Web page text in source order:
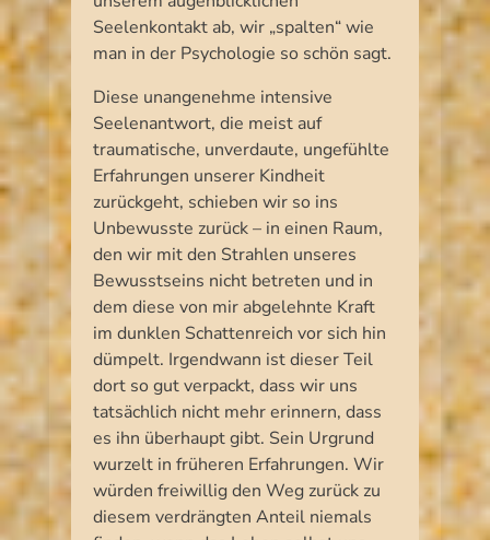
Seelenkontakt ab, wir „spalten“ wie
man in der Psychologie so schön sagt.
Diese unangenehme intensive
Seelenantwort, die meist auf
traumatische, unverdaute, ungefühlte
Erfahrungen unserer Kindheit
zurückgeht, schieben wir so ins
Unbewusste zurück – in einen Raum,
den wir mit den Strahlen unseres
Bewusstseins nicht betreten und in
dem diese von mir abgelehnte Kraft
im dunklen Schattenreich vor sich hin
dümpelt. Irgendwann ist dieser Teil
dort so gut verpackt, dass wir uns
tatsächlich nicht mehr erinnern, dass
es ihn überhaupt gibt. Sein Urgrund
wurzelt in früheren Erfahrungen. Wir
würden freiwillig den Weg zurück zu
diesem verdrängten Anteil niemals